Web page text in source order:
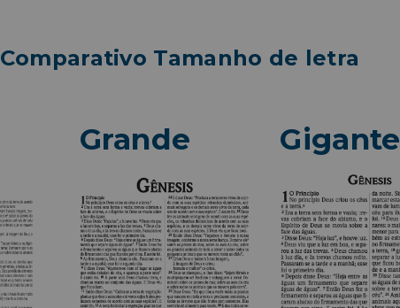
Comparativo Tamanho de letra
Grande Gigante